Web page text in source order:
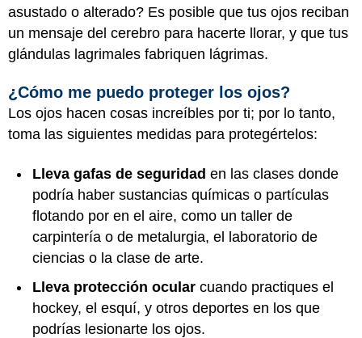
asustado o alterado? Es posible que tus ojos reciban
un mensaje del cerebro para hacerte llorar, y que tus
glándulas lagrimales fabriquen lágrimas.
¿Cómo me puedo proteger los ojos?
Los ojos hacen cosas increíbles por ti; por lo tanto,
toma las siguientes medidas para protegértelos:
Lleva gafas de seguridad en las clases donde
podría haber sustancias químicas o partículas
flotando por en el aire, como un taller de
carpintería o de metalurgia, el laboratorio de
ciencias o la clase de arte.
Lleva protección ocular cuando practiques el
hockey, el esquí, y otros deportes en los que
podrías lesionarte los ojos.